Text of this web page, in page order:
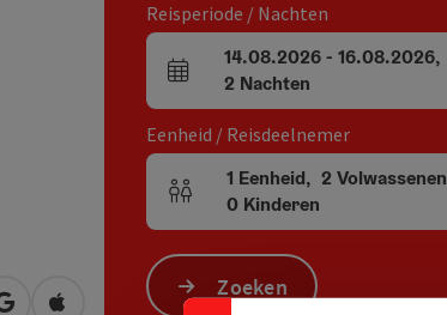
Reisperiode / Nachten
Velden voor aankomst en vertrek
14.08.2026- 16.08.2026,
2 Nachten
Eenheid / Reisdeelnemer
Aantal eenheden en persoonsvelden
1 Eenheid, 2 Volwassenen
0 Kinderen
Zoeken